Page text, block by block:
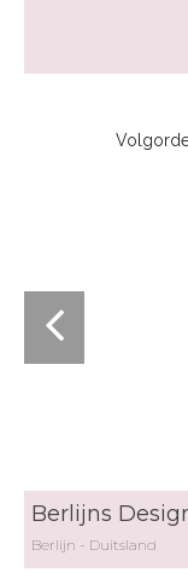
Berlijns
Berlijn Duitsland